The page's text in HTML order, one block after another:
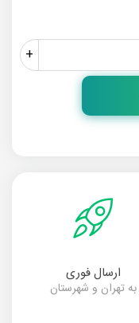
+
ارسال فوری
به تهران و شهرستان